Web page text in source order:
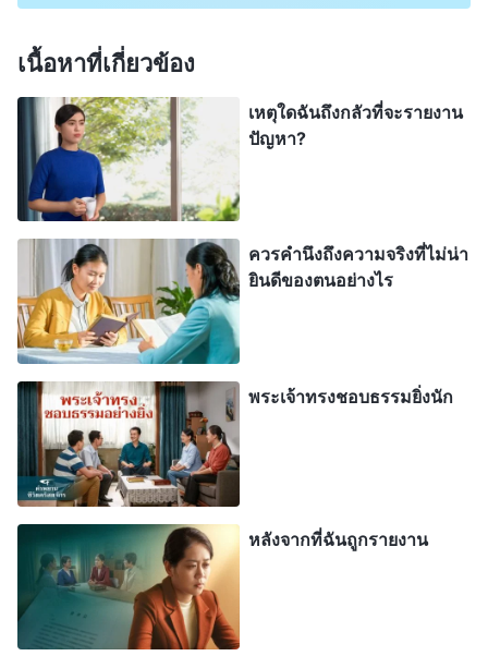
พระเจ้าผู้ทรงมหิทธิฤทธิ์ตรัสว่า “
คัมภีร์คือพระเจ้า และพระเจ้าคือพระคัมภีร์ ดังนั้น พวก
เขาจึงเชื่อเช่นกันว่าข้อความทั้งหมดในพระคัมภีร์เป็น
พระวจนะทั้งหมดทั้งสิ้นที่พระเจ้าตรัส และว่าข้อความ
ทั้งหมดนั้นพระเจ้าเป็นผู้ตรัส บรรดาผู้ที่เชื่อในพระเจ้า
คิดแม้กระทั่งว่า ถึงแม้ว่าหนังสือพันธสัญญาเดิมและ
พันธสัญญาใหม่ทั้งหมดหกสิบหกเล่มได้รับการเขียนขึ้น
โดยผู้คน แต่หนังสือทุกเล่มได้รับการดลใจจากพระเจ้า
ความเข้าใจที่บิดเบี้ยวของมนุษย์ และไม่สอดคล้องกับ
ข้อเท็จจริงอย่างครบบริบูรณ์ อันที่จริงแล้ว นอกเหนือ
จากหนังสือการเผยพระวจนะแล้ว เนื้อหาส่วนใหญ่ของ
พันธสัญญาเดิมคือบันทึกทางประวัติศาสตร์ จดหมาย
ฝากบางส่วนของพันธสัญญาใหม่มาจากประสบการณ์
ของผู้คน และบางส่วนมาจากความรู้แจ้งของพระ
วิญญาณบริสุทธิ์ ตัวอย่างเช่น จดหมายฝากของเปาโล
เนื้อหาที่เกี่ยวข้อง
เหตุใดฉันถึงกลัวที่จะรายงาน
ปัญหา?
ควรคำนึงถึงความจริงที่ไม่น่า
ยินดีของตนอย่างไร
พระเจ้าทรงชอบธรรมยิ่งนัก
หลังจากที่ฉันถูกรายงาน